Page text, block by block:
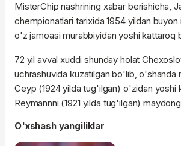
MisterChip nashrining xabar berishicha,
chempionatlari tarixida 1954 yildan
o'z jamoasi murabbiyidan yoshi kattaroq
72 yil avval xuddi shunday holat
uchrashuvida kuzatilgan bo'lib, o'shanda
Ceyp (1924 yilda tug'ilgan) o'zidan yoshi
Reymannni (1921 yilda tug'ilgan)
O'xshash yangiliklar